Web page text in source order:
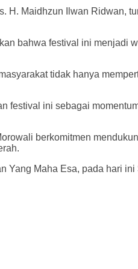
H. Maidhzun Ilwan
bahwa festival ini
tidak hanya
festival ini sebagai
berkomitmen
Yang Maha Esa, pada hari